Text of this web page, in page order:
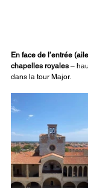
En face de l’entrée
chapelles royales –
dans la tour Major.